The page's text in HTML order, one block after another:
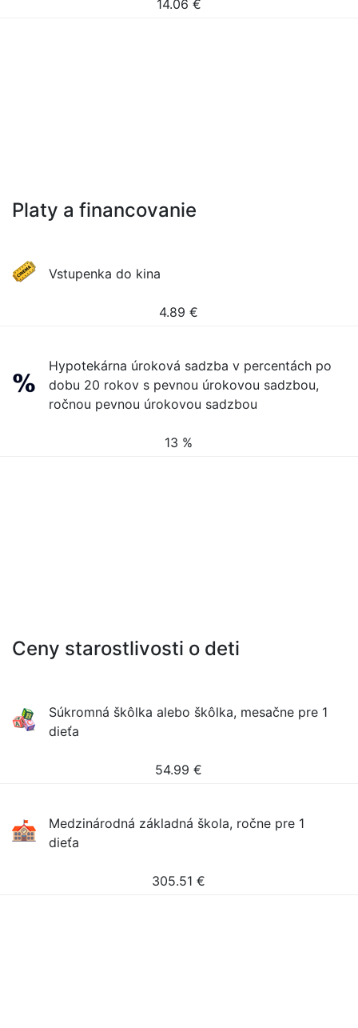
14.06 €
Platy a financovanie
Vstupenka do kina
4.89 €
Hypotekárna úroková sadzba v percentách po
dobu 20 rokov s pevnou úrokovou sadzbou,
ročnou pevnou úrokovou sadzbou
13 %
Ceny starostlivosti o deti
Súkromná škôlka alebo škôlka, mesačne pre 1
dieťa
54.99 €
Medzinárodná základná škola, ročne pre 1
dieťa
305.51 €